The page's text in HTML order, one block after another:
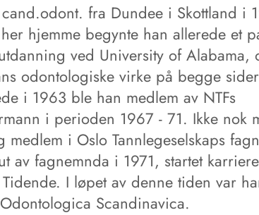
fra Dundee i Skottland i
hjemme begynte han allerede et
ved University of Alabama,
odontologiske virke på begge
i 1963 ble han medlem av NTFs
i perioden 1967 - 71. Ikke nok
medlem i Oslo Tannlegeselskaps
av fagnemnda i 1971, startet
I løpet av denne tiden var
Scandinavica.